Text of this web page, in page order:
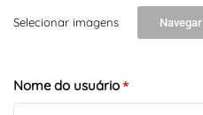
Selecionar imagens Navegar
Nome do usuário*